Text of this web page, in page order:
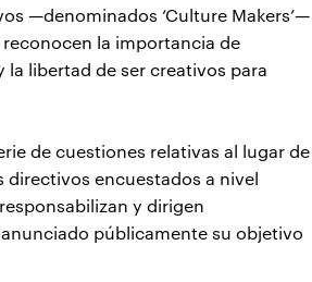
—denominados ‘Culture Makers’—
la importancia de
libertad de ser creativos para
de cuestiones relativas al lugar de
directivos encuestados a nivel
y dirigen
públicamente su objetivo